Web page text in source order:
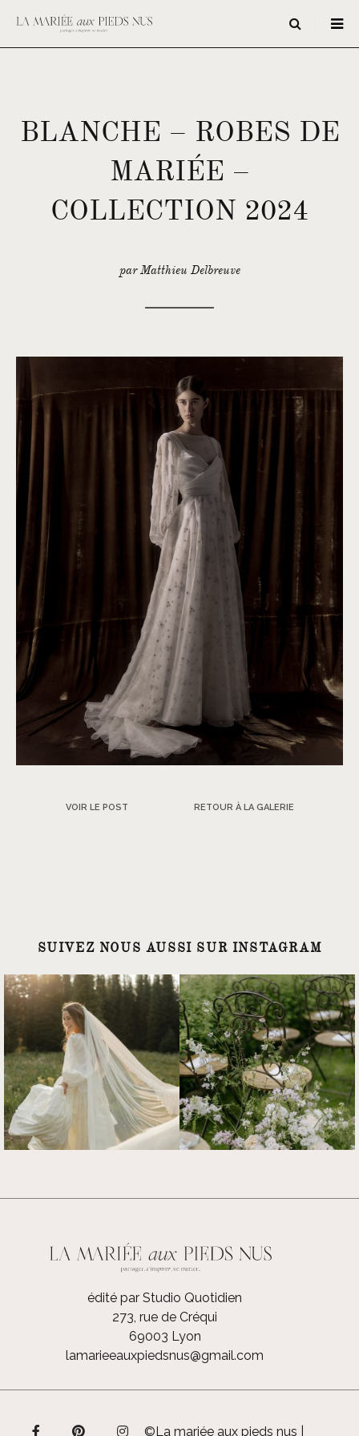
BLANCHE – ROBES DE
MARIÉE –
COLLECTION 2024
par Matthieu Delbreuve
VOIR LE POST RETOUR À LA GALERIE
SUIVEZ NOUS AUSSI SUR INSTAGRAM
édité par Studio Quotidien
273, rue de Créqui
69003 Lyon
lamarieeauxpiedsnus@gmail.com
©La mariée aux pieds nus |